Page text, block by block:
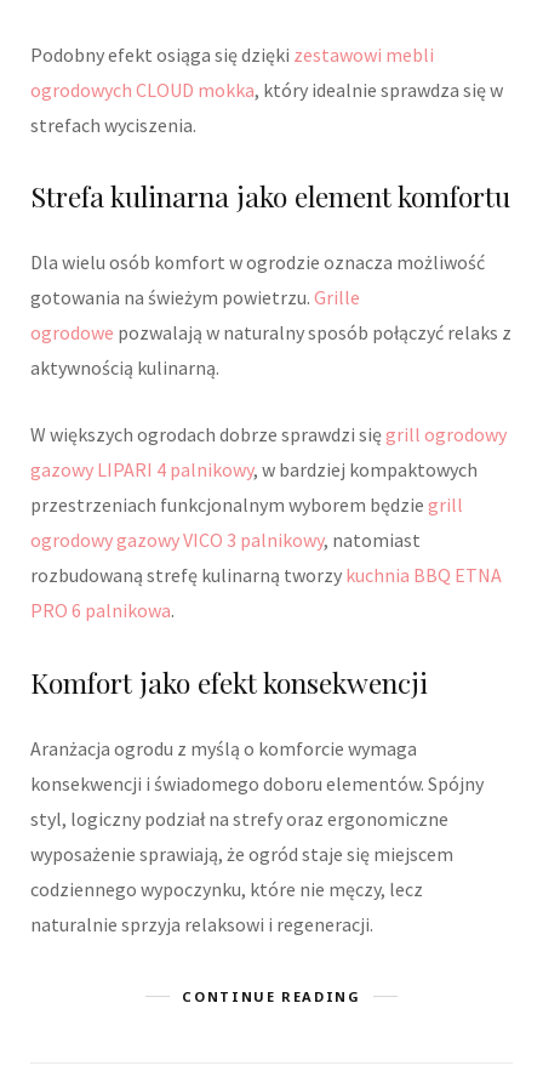
Podobny efekt osiąga się dzięki zestawowi mebli
ogrodowych CLOUD mokka, który idealnie sprawdza się w
strefach wyciszenia.
Strefa kulinarna jako element komfortu
Dla wielu osób komfort w ogrodzie oznacza możliwość
gotowania na świeżym powietrzu. Grille
ogrodowe pozwalają w naturalny sposób połączyć relaks z
aktywnością kulinarną.
W większych ogrodach dobrze sprawdzi sięgrill ogrodowy
gazowy LIPARI 4 palnikowy, w bardziej kompaktowych
przestrzeniach funkcjonalnym wyborem będzie grill
ogrodowy gazowy VICO 3 palnikowy, natomiast
rozbudowaną strefę kulinarną tworzy kuchnia BBQ ETNA
PRO 6 palnikowa.
Komfort jako efekt konsekwencji
Aranżacja ogrodu z myślą o komforcie wymaga
konsekwencji i świadomego doboru elementów. Spójny
styl, logiczny podział na strefy oraz ergonomiczne
wyposażenie sprawiają, że ogród staje się miejscem
codziennego wypoczynku, które nie męczy, lecz
naturalnie sprzyja relaksowi i regeneracji.
CONTINUE READING